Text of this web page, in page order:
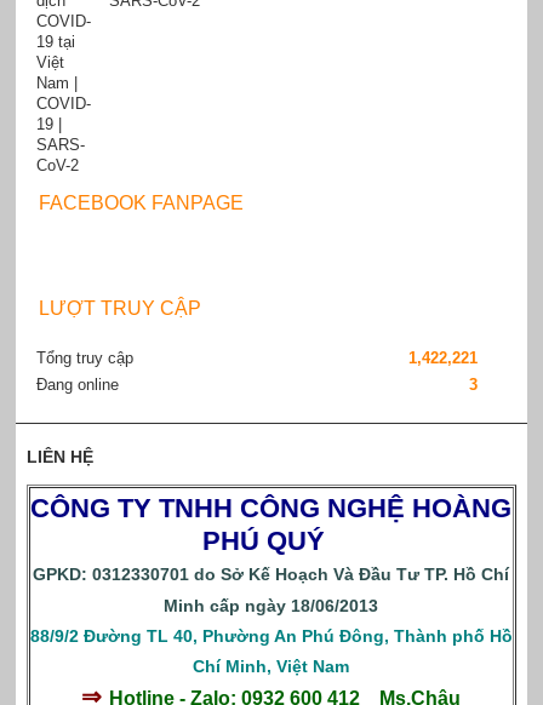
FACEBOOK FANPAGE
LƯỢT TRUY CẬP
Tổng truy cập
1,422,221
Đang online
3
LIÊN HỆ
CÔNG TY TNHH CÔNG NGHỆ HOÀNG
PHÚ QUÝ
GPKD: 0312330701 do Sở Kế Hoạch Và Đầu Tư TP. Hồ Chí
Minh cấp ngày 18/06/2013
88/9/2 Đường TL 40, Phường An Phú Đông, Thành phố Hồ
Chí Minh, Việt Nam
⇒ Hotline - Zalo: 0932 600 412 Ms.Châu